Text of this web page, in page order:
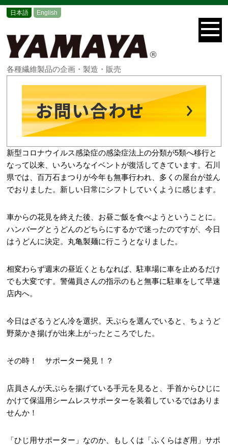
日本語 English
各種繊維製品の企画・製造・販売
新型コロナウイルス感染症の感染症法上の分類が5類へ移行と
なって以来、いろいろなイベントが復活してきています。石川
県では、百万石まつりが今年も無事行われ、多くの屋台が並ん
でおりました。新しい日常にシフトしていくように感じます。
車からの花見を終えた後、お昼ご飯を食べようということに。
ハンバーグとうどんのどちらにするかで迷ったのですが、今日
はうどんに決定。丸亀製麺に行こうとなりました。
相変わらず週末の昼近くともなれば、駐車場に車を止めるだけ
でも大変です。警備員さんの指示のもと無事に駐車をして早速
店内へ。
今日はざるうどん冷を選択。天ぷらを選んでいると、ちょうど
野菜かき揚げが出来上がったところでした。
その時！ サポーター発見！？
店員さんが天ぷらを揚げている手元を見ると、手首からひじに
かけて保温用シームレスサポーターを装着しているではありま
せんか！
「ひじ用サポーター」なのか、もしくは「ふくらはぎ用」サポ